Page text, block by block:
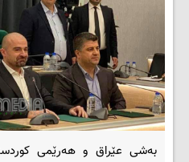
بەشی عێراق و هەرێمی